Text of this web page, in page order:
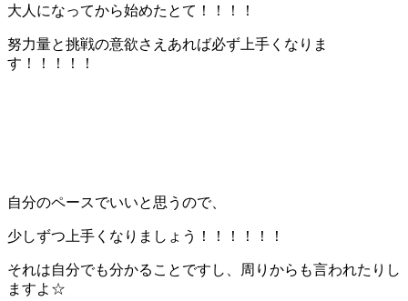
大人になってから始めたとて！！！！
努力量と挑戦の意欲さえあれば必ず上手くなりま
す！！！！！
自分のペースでいいと思うので、
少しずつ上手くなりましょう！！！！！！
それは自分でも分かることですし、周りからも言われたりし
ますよ☆